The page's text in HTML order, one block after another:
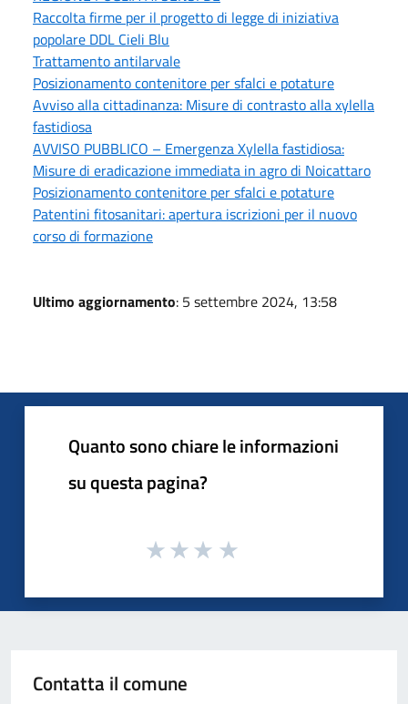
Raccolta firme per il progetto di legge di iniziativa
popolare DDL Cieli Blu
Trattamento antilarvale
Posizionamento contenitore per sfalci e potature
Avviso alla cittadinanza: Misure di contrasto alla xylella
fastidiosa
AVVISO PUBBLICO – Emergenza Xylella fastidiosa:
Misure di eradicazione immediata in agro di Noicattaro
Posizionamento contenitore per sfalci e potature
Patentini fitosanitari: apertura iscrizioni per il nuovo
corso di formazione
Ultimo aggiornamento: 5 settembre 2024, 13:58
Quanto sono chiare le informazioni
su questa pagina?
Contatta il comune